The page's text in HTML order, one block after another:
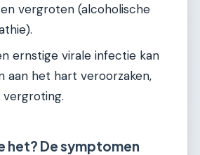
vergroten (alcoholische
ernstige virale infectie kan
aan het hart veroorzaken,
het? De symptomen